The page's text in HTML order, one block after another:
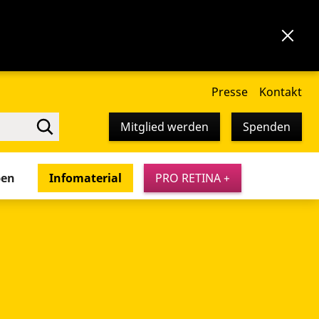
Presse Kontakt
Mitglied werden Spenden
Infomaterial PRO RETINA +